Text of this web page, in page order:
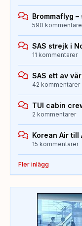
Brommaflyg
590
SAS strejk i
11 kommentarer
SAS ett av
42 kommentarer
TUI cabin
2 kommentarer
Korean Air till
15 kommentarer
Fler inlägg